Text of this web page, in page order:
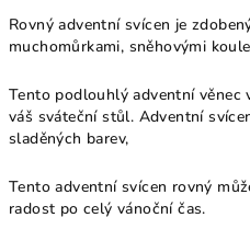
Rovný adventní svícen je
muchomůrkami, sněhovými
Tento podlouhlý adventní
váš sváteční stůl. Adventní
sladěných barev,
Tento adventní svícen rovný
radost po celý vánoční čas.